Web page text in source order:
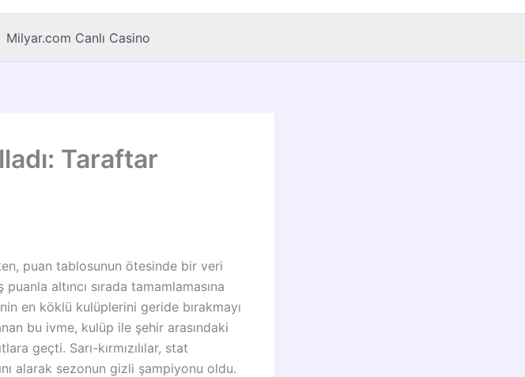
Milyar.com Canlı Casino
Taraftar
puan tablosunun ötesinde bir veri
altıncı sırada tamamlamasına
en köklü kulüplerini geride bırakmayı
bu ivme, kulüp ile şehir arasındaki
geçti. Sarı-kırmızılılar, stat
alarak sezonun gizli şampiyonu oldu.